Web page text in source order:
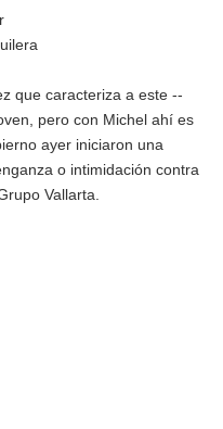
que caracteriza a este --
pero con Michel ahí es
ayer iniciaron una
o intimidación contra
Vallarta.